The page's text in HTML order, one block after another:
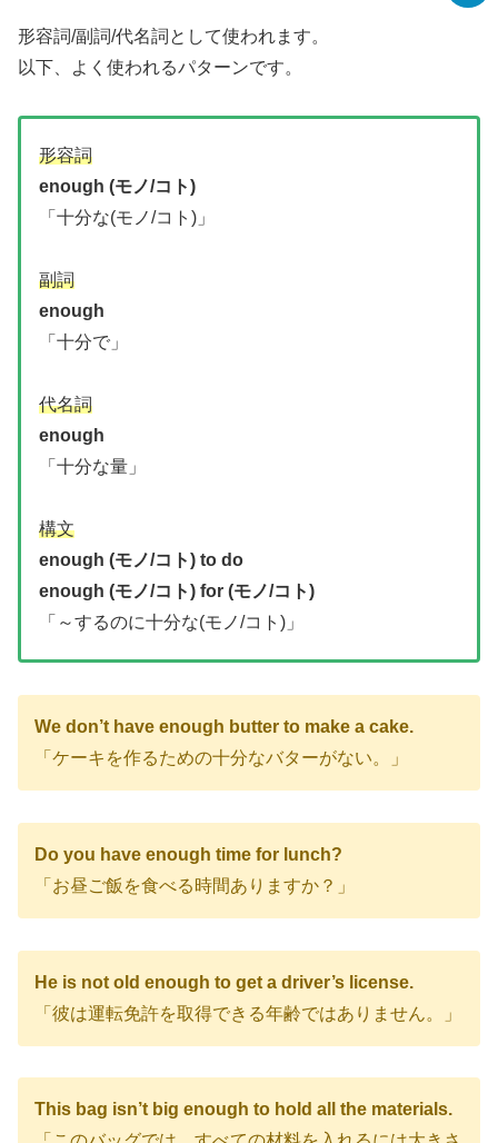
形容詞/副詞/代名詞として使われます。
以下、よく使われるパターンです。
形容詞
enough (モノ/コト)
「十分な(モノ/コト)」
副詞
enough
「十分で」
代名詞
enough
「十分な量」
構文
enough (モノ/コト) to do
enough (モノ/コト) for (モノ/コト)
「～するのに十分な(モノ/コト)」
We don’t have enough butter to make a cake.
「ケーキを作るための十分なバターがない。」
Do you have enough time for lunch?
「お昼ご飯を食べる時間ありますか？」
He is not old enough to get a driver’s license.
「彼は運転免許を取得できる年齢ではありません。」
This bag isn’t big enough to hold all the materials.